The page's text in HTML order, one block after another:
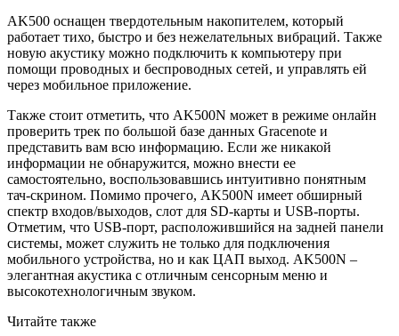
AK500 оснащен твердотельным накопителем, который
работает тихо, быстро и без нежелательных вибраций. Также
новую акустику можно подключить к компьютеру при
помощи проводных и беспроводных сетей, и управлять ей
через мобильное приложение.
Также стоит отметить, что AK500N может в режиме онлайн
проверить трек по большой базе данных Gracenote и
представить вам всю информацию. Если же никакой
информации не обнаружится, можно внести ее
самостоятельно, воспользовавшись интуитивно понятным
тач-скрином. Помимо прочего, AK500N имеет обширный
спектр входов/выходов, слот для SD-карты и USB-порты.
Отметим, что USB-порт, расположившийся на задней панели
системы, может служить не только для подключения
мобильного устройства, но и как ЦАП выход. AK500N –
элегантная акустика с отличным сенсорным меню и
высокотехнологичным звуком.
Читайте также